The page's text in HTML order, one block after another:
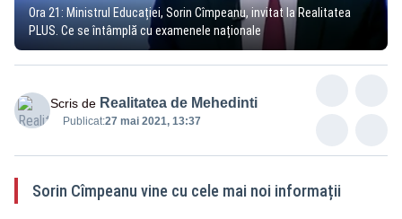
Ora 21: Ministrul Educației, Sorin Cîmpeanu, invitat la Realitatea
PLUS. Ce se întâmplă cu examenele naționale
Scris de Realitatea de Mehedinti
Publicat:27 mai 2021, 13:37
Sorin Cîmpeanu vine cu cele mai noi informații